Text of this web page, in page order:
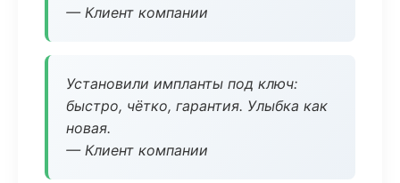
— Клиент компании
Установили импланты под ключ:
быстро, чётко, гарантия. Улыбка как
новая.
— Клиент компании